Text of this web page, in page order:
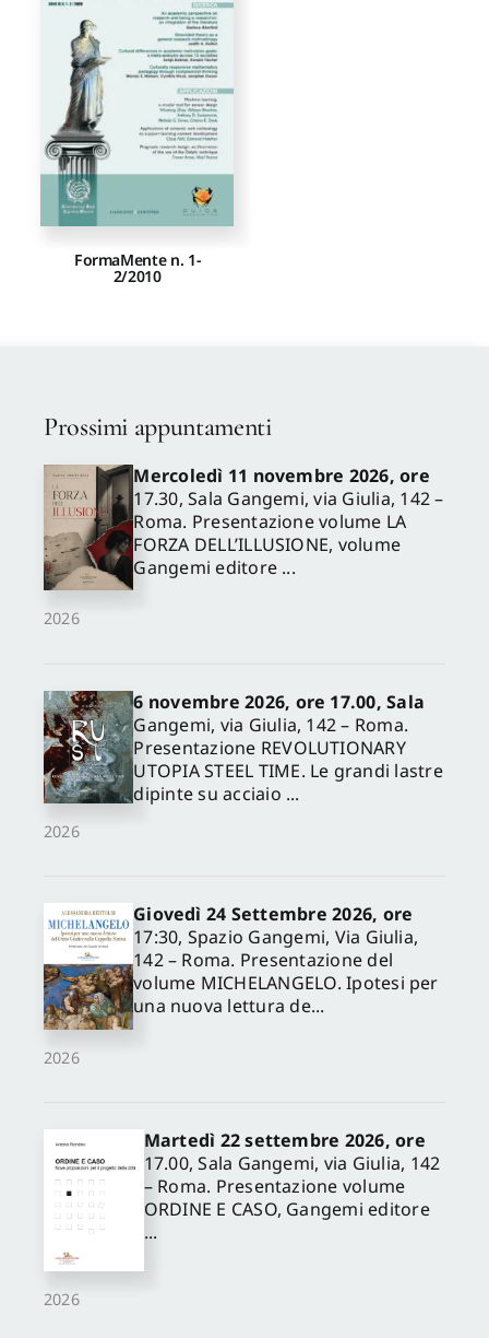
Proposte di pubblicazione
Gangemi Editore
Newsletter
FormaMente n. 1-
2/2010
Prossimi appuntamenti
2026
Mercoledì 11 novembre 2026, ore
17.30, Sala Gangemi, via Giulia, 142 –
Roma. Presentazione volume LA
FORZA DELL’ILLUSIONE, volume
Gangemi editore ...
2026
6 novembre 2026, ore 17.00, Sala
Gangemi, via Giulia, 142 – Roma.
Presentazione REVOLUTIONARY
UTOPIA STEEL TIME. Le grandi lastre
dipinte su acciaio ...
2026
Giovedì 24 Settembre 2026, ore
17:30, Spazio Gangemi, Via Giulia,
142 – Roma. Presentazione del
volume MICHELANGELO. Ipotesi per
una nuova lettura de...
2026
Martedì 22 settembre 2026, ore
17.00, Sala Gangemi, via Giulia, 142
– Roma. Presentazione volume
ORDINE E CASO, Gangemi editore
...